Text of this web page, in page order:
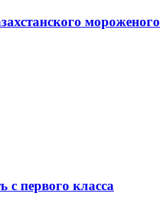
мороженого
с первого класса